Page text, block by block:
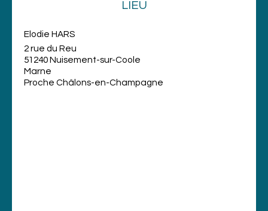
LIEU
Elodie HARS
2 rue du Reu
51240 Nuisement-sur-Coole
Marne
Proche Châlons-en-Champagne